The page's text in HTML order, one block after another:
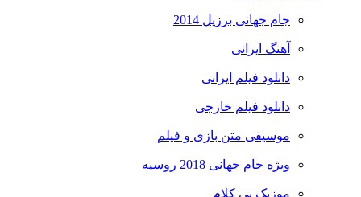
جام جهانی برزیل 2014
آهنگ ایرانی
دانلود فیلم ایرانی
دانلود فیلم خارجی
موسیقی متن بازی و فیلم
ویژه جام جهانی 2018 روسیه
موزیک بی کلام